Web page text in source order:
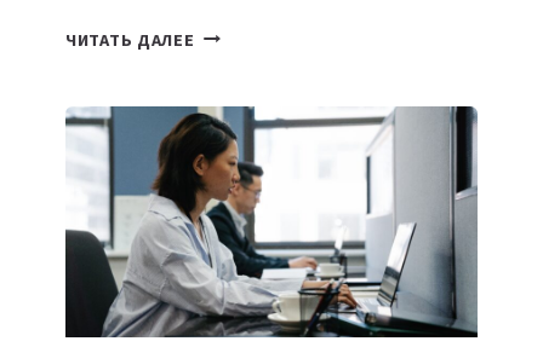
ЧИТАТЬ ДАЛЕЕ ИИ-
БИЗНЕСА:
КАКИЕ
3
ЗАДАЧИ
ЕМУ
МОЖНО
ПОРУЧИТЬ
УЖЕ